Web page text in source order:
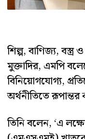
শিল্প, বাণিজ্য, বস্ত্র
মুক্তাদির, এমপি
বিনিয়োগযোগ্য,
অর্থনীতিতে
তিনি বলেন, ‘এ